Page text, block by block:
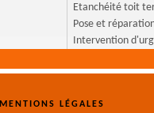
Etanchéité toit
Pose et
Intervention
MENTIONS LÉGALES